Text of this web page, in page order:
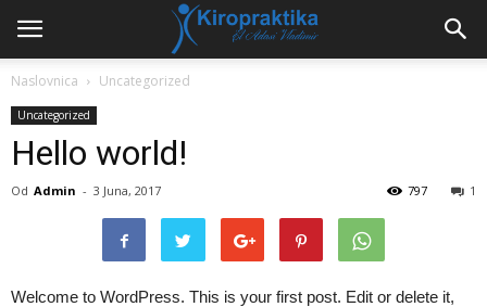
Naslovnica Uncategorized
Uncategorized
Hello world!
Od Admin - 3 Juna, 2017 1
797
Welcome to WordPress. This is your first post. Edit or delete it,